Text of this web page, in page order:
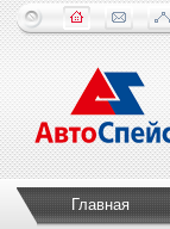
Главная